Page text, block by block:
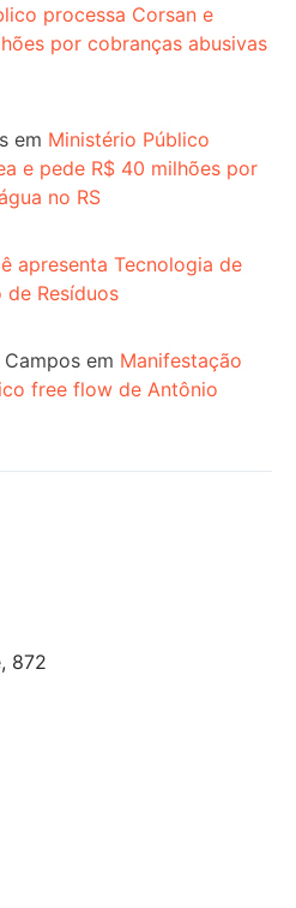
processa Corsan e
por cobranças abusivas
em Ministério Público
e pede R$ 40 milhões por
no RS
apresenta Tecnologia de
de Resíduos
em Manifestação
free flow de Antônio
872